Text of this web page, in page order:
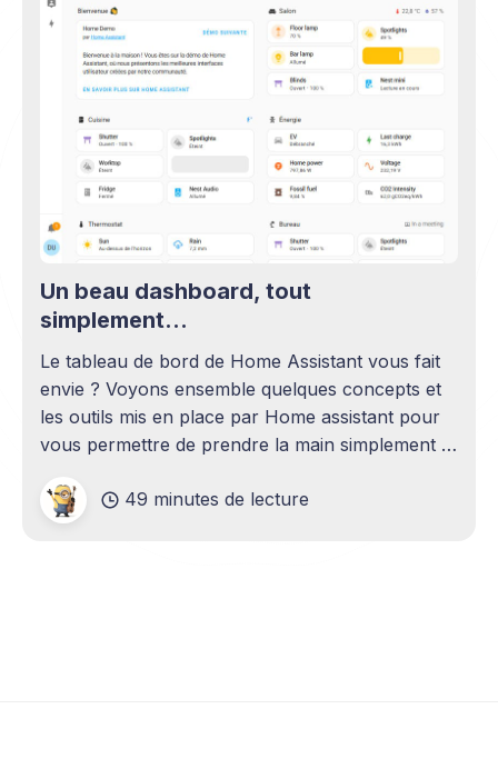
Un beau dashboard, tout
simplement...
Le tableau de bord de Home Assistant vous fait
envie ? Voyons ensemble quelques concepts et
les outils mis en place par Home assistant pour
vous permettre de prendre la main simplement et
49 minutes de lecture